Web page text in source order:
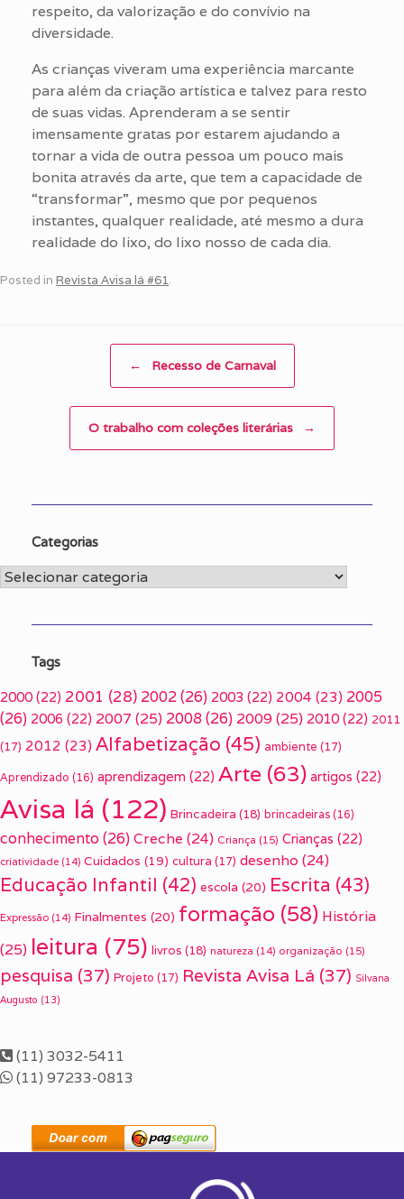
respeito, da valorização e do convívio na
diversidade.
As crianças viveram uma experiência marcante
para além da criação artística e talvez para resto
de suas vidas. Aprenderam a se sentir
imensamente gratas por estarem ajudando a
tornar a vida de outra pessoa um pouco mais
bonita através da arte, que tem a capacidade de
“transformar”, mesmo que por pequenos
instantes, qualquer realidade, até mesmo a dura
realidade do lixo, do lixo nosso de cada dia.
Posted in Revista Avisa lá #61.
← Recesso de Carnaval
O trabalho com coleções literárias →
Categorias
Categorias
Tags
2000 (22) 2001 (28) 2002(26) 2003 (22) 2004 (23) 2005
(26) 2006 (22) 2007 (25) 2008(26) 2009(25) 2010 (22) 2011
(17) 2012 (23) Alfabetização (45) ambiente (17)
Aprendizado (16) aprendizagem (22) Arte (63) artigos (22)
Avisa lá (122) Brincadeira (18) brincadeiras (16)
conhecimento(26) Creche (24) Criança (15) Crianças (22)
criatividade (14) Cuidados (19) cultura (17) desenho (24)
Educação Infantil (42) escola (20) Escrita (43)
Expressão (14) Finalmentes (20) formação (58) História
(25) leitura (75) livros (18) natureza (14) organização (15)
pesquisa (37) Projeto (17) Revista Avisa Lá (37) Silvana
Augusto (13)
(11) 3032-5411
(11) 97233-0813